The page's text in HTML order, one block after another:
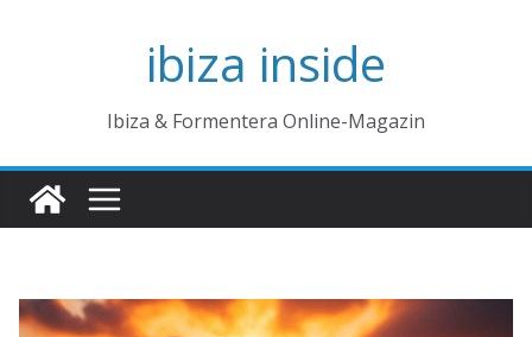
ibiza inside
Ibiza & Formentera Online-Magazin